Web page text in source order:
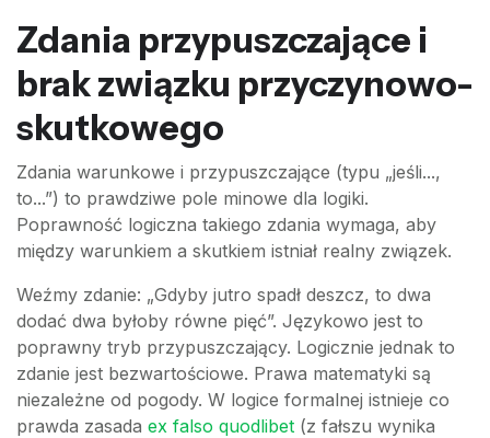
Zdania przypuszczające i
brak związku przyczynowo-
skutkowego
Zdania warunkowe i przypuszczające (typu „jeśli...,
to...”) to prawdziwe pole minowe dla logiki.
Poprawność logiczna takiego zdania wymaga, aby
między warunkiem a skutkiem istniał realny związek.
Weźmy zdanie: „Gdyby jutro spadł deszcz, to dwa
dodać dwa byłoby równe pięć”. Językowo jest to
poprawny tryb przypuszczający. Logicznie jednak to
zdanie jest bezwartościowe. Prawa matematyki są
niezależne od pogody. W logice formalnej istnieje co
prawda zasada ex falso quodlibet (z fałszu wynika